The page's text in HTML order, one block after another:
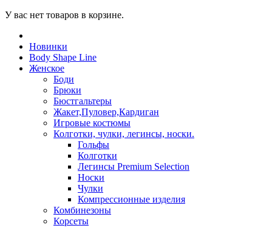
У вас нет товаров в корзине.
Новинки
Body Shape Line
Женское
Боди
Брюки
Бюстгальтеры
Жакет,Пуловер,Кардиган
Игровые костюмы
Колготки, чулки, легинсы, носки.
Гольфы
Колготки
Легинсы Premium Selection
Носки
Чулки
Компрессионные изделия
Комбинезоны
Корсеты